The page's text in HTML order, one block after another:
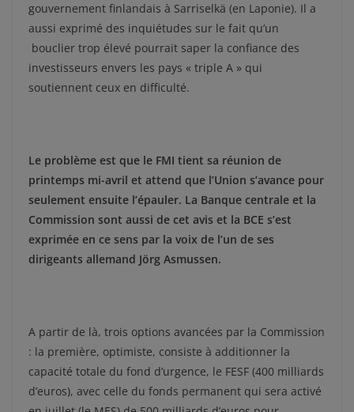
gouvernement finlandais à Sarriselkä (en Laponie). Il a
aussi exprimé des inquiétudes sur le fait qu’un
bouclier trop élevé pourrait saper la confiance des
investisseurs envers les pays « triple A » qui
soutiennent ceux en difficulté.
Le problème est que le FMI tient sa réunion de
printemps mi-avril et attend que l’Union s’avance pour
seulement ensuite l’épauler. La Banque centrale et la
Commission sont aussi de cet avis et la BCE s’est
exprimée en ce sens par la voix de l’un de ses
dirigeants allemand Jörg Asmussen.
A partir de là, trois options avancées par la Commission
: la première, optimiste, consiste à additionner la
capacité totale du fond d’urgence, le FESF (400 milliards
d’euros), avec celle du fonds permanent qui sera activé